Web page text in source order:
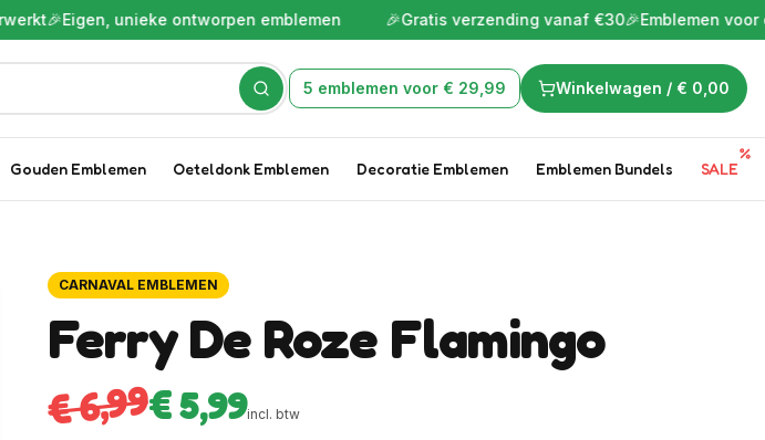
unieke ontworpen emblemen 🎉Gratis verzending vanaf €30🎉Emblemen voor de
5 emblemen voor € 29,99 Winkelwagen / € 0,00
Gouden Emblemen Oeteldonk Emblemen Decoratie Emblemen Emblemen Bundels SALE
CARNAVAL EMBLEMEN
Ferry De Roze Flamingo
€ 6,99€ 5,99incl. btw